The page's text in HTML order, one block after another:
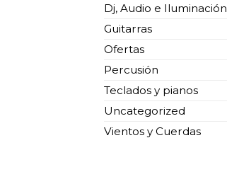
Dj, Audio e Iluminación
Guitarras
Ofertas
Percusión
Teclados y pianos
Uncategorized
Vientos y Cuerdas